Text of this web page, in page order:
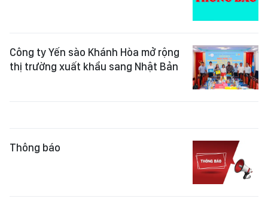
Công ty Yến sào Khánh Hòa mở rộng
thị trường xuất khẩu sang Nhật Bản
Thông báo